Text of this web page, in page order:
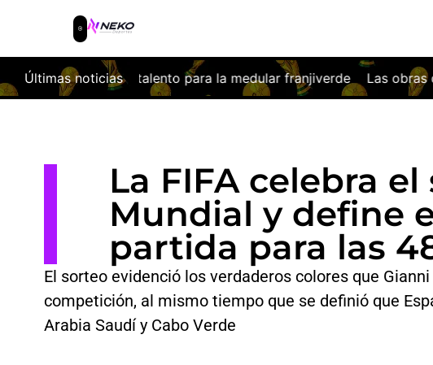
Últimas noticias
y talento para la medular franjiverde Las obras del nuevo
La FIFA celebra
Mundial y define
partida para las
El sorteo evidenció los verdaderos colores que
competición, al mismo tiempo que se definió que
Arabia Saudí y Cabo Verde